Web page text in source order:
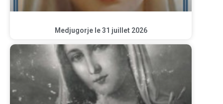
Medjugorje le 31 juillet 2026